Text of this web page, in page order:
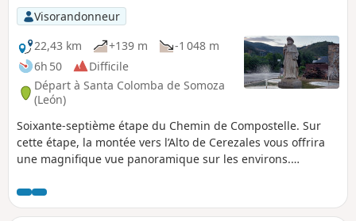
Visorandonneur
22,43 km
+139 m
-1 048 m
6h 50
Difficile
Départ à Santa Colomba de Somoza
(León)
Soixante-septième étape du Chemin de Compostelle. Sur
cette étape, la montée vers l’Alto de Cerezales vous offrira
une magnifique vue panoramique sur les environs.
caillouteux et, à travers de magnifiques châtaigneraies, vers
Ponferrada. Cette vieille cité construite au confluent des